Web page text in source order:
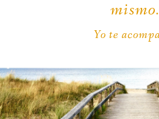
mismo.
Yo te